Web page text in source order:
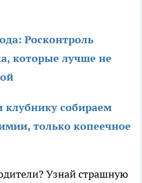
Росконтроль
которые лучше не
клубнику собираем
только копеечное
Узнай страшную